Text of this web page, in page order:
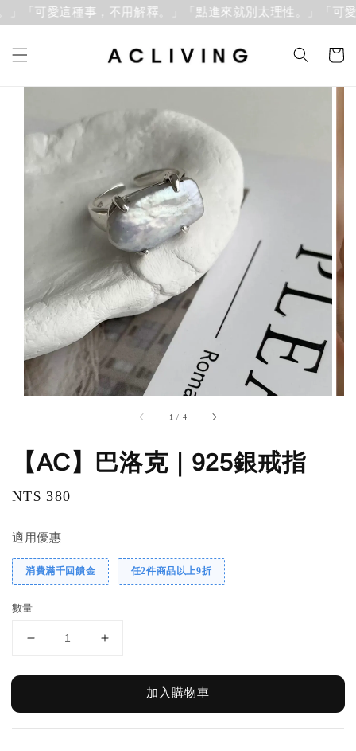
「可愛這種事，不用解釋。」 「點進來就別太理性。」「可愛
1 / 4
【AC】巴洛克｜925銀戒指
Regular
NT$ 380
適用優惠
消費滿千回饋金 任2件商品以上9折
數量
加入購物車